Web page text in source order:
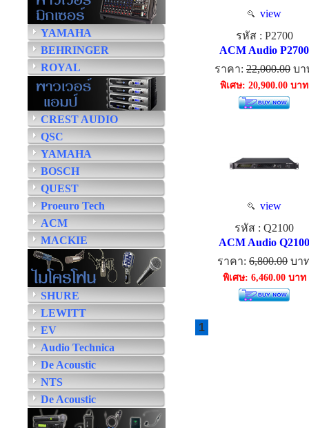
YAMAHA
BEHRINGER
ROYAL
CREST AUDIO
QSC
YAMAHA
BOSCH
QUEST
Proeuro Tech
ACM
MACKIE
SHURE
LEWITT
EV
Audio Technica
De Acoustic
NTS
De Acoustic
view
รหัส : P2700
ACM Audio P2700
ราคา: 22,000.00 บา
พิเศษ: 20,900.00 บาท
view
รหัส : Q2100
ACM Audio Q2100
ราคา: 6,800.00 บา
พิเศษ: 6,460.00 บาท
1